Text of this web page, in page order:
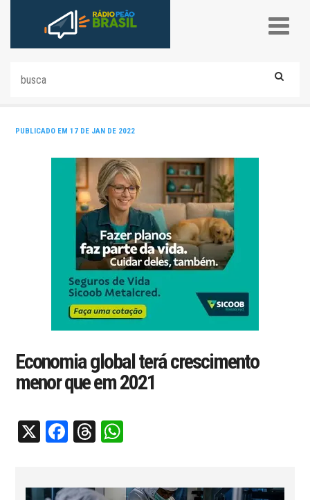
PUBLICADO EM 17 DE JAN DE 2022
Economia global terá crescimento
menor que em 2021
X Facebook
Threads